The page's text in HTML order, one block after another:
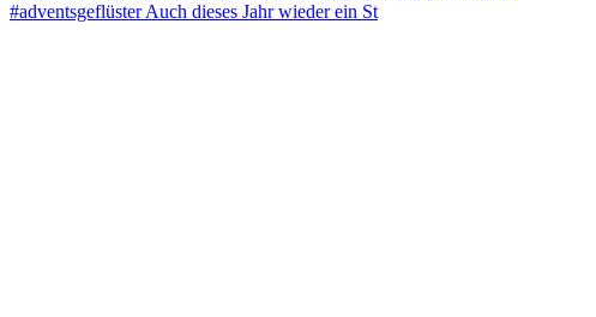
#adventsgeflüster Auch dieses Jahr wieder ein St